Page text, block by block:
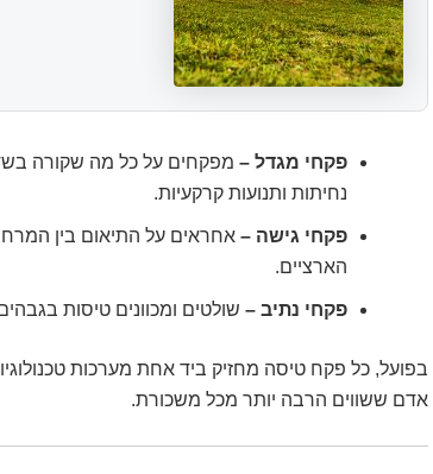
פקחי מגדל – מפקחים על כל מה שקורה
נחיתות ותנועות קרקעיות.
פקחי גישה – אחראים על התיאום בין
הארציים.
פקחי נתיב – שולטים ומכוונים טיסות
בפועל, כל פקח טיסה מחזיק ביד אחת מערכות
אדם ששווים הרבה יותר מכל משכורת.